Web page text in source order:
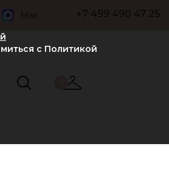
Max +7 499 490 47 25
с Политикой